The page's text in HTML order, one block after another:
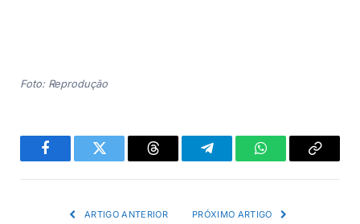
Foto: Reprodução
FacebookTwitter Threads TelegramWhatsAppCopiar
ARTIGO ANTERIOR PRÓXIMO ARTIGO